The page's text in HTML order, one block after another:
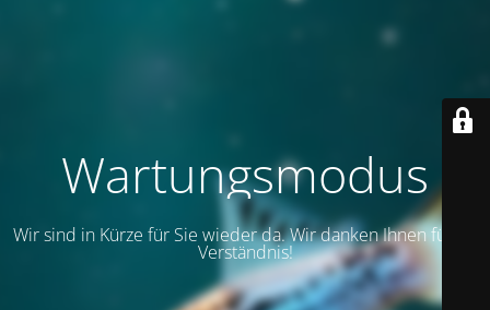
Wartungsmodus
Wir sind in Kürze für Sie wieder da. Wir danken Ihnen für Ihr
Verständnis!